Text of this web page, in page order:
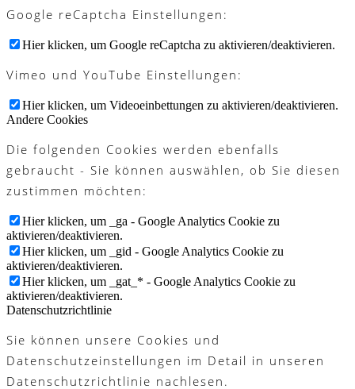
Google reCaptcha Einstellungen:
Hier klicken, um Google reCaptcha zu aktivieren/deaktivieren.
Vimeo und YouTube Einstellungen:
Hier klicken, um Videoeinbettungen zu aktivieren/deaktivieren.
Andere Cookies
Die folgenden Cookies werden ebenfalls
gebraucht - Sie können auswählen, ob Sie diesen
zustimmen möchten:
Hier klicken, um _ga - Google Analytics Cookie zu
aktivieren/deaktivieren.
Hier klicken, um _gid - Google Analytics Cookie zu
aktivieren/deaktivieren.
Hier klicken, um _gat_* - Google Analytics Cookie zu
aktivieren/deaktivieren.
Datenschutzrichtlinie
Sie können unsere Cookies und
Datenschutzeinstellungen im Detail in unseren
Datenschutzrichtlinie nachlesen.